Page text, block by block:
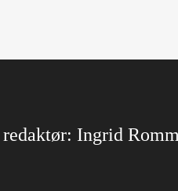
Ingrid